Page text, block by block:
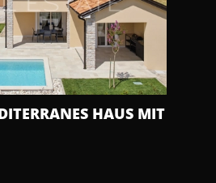
HAUS MIT